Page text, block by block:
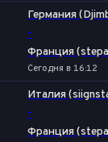
Германия
-
Франция
Сегодня в 16:12
Италия
-
Франция